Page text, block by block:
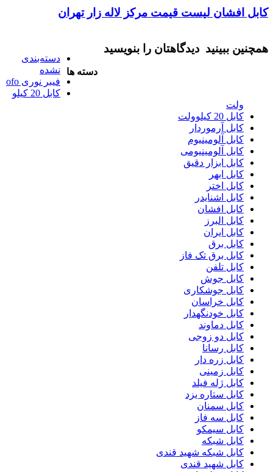
کابل افشان لیست قیمت مرکز لاله زار تهران
همچنین ببینید دیدگاهتان را بنویسید
دسته ها
دسته‌بندی
نشده
فیبر نوری ofo
کابل 20 کیلو
ولت
کابل 20 کیلوولت
کابل آرموردار
کابل آلومینیوم
کابل آلومینیومی
کابل ابزار دقیق
کابل ابهر
کابل اختر
کابل اشنایدر
کابل افشان
کابل البرز
کابل ایران
کابل برق
کابل برق تک فاز
کابل تلفن
کابل جوش
کابل جوشکاری
کابل خراسان
کابل خودنگهدار
کابل دماوند
کابل دو زوجی
کابل رسانا
کابل زره دار
کابل زمینی
کابل ژله فیلد
کابل ستاره یزد
کابل سمنان
کابل سه فاز
کابل سیمکو
کابل شبکه
کابل شبکه شهید قندی
کابل شهید قندی